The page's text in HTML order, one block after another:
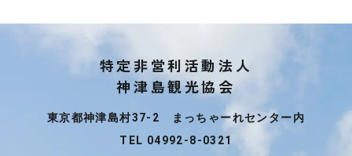
特定非営利活動法人
神津島観光協会
東京都神津島村37-2 まっちゃーれセンター内
TEL 04992-8-0321